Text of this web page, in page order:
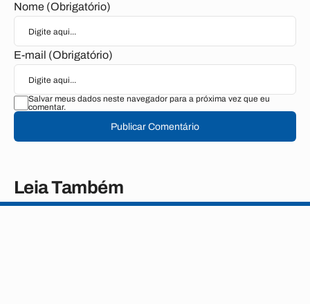
Nome (Obrigatório)
E-mail (Obrigatório)
Salvar meus dados neste navegador para a próxima vez que eu
comentar.
Publicar Comentário
Leia Também